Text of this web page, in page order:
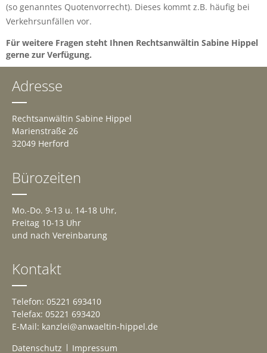
(so genanntes Quotenvorrecht). Dieses kommt z.B. häufig bei
Verkehrsunfällen vor.
Für weitere Fragen steht Ihnen Rechtsanwältin Sabine Hippel
gerne zur Verfügung.
Adresse
Rechtsanwältin Sabine Hippel
Marienstraße 26
32049 Herford
Bürozeiten
Mo.-Do. 9-13 u. 14-18 Uhr,
Freitag 10-13 Uhr
und nach Vereinbarung
Kontakt
Telefon: 05221 693410
Telefax: 05221 693420
E-Mail: kanzlei@anwaeltin-hippel.de
Datenschutz
Impressum